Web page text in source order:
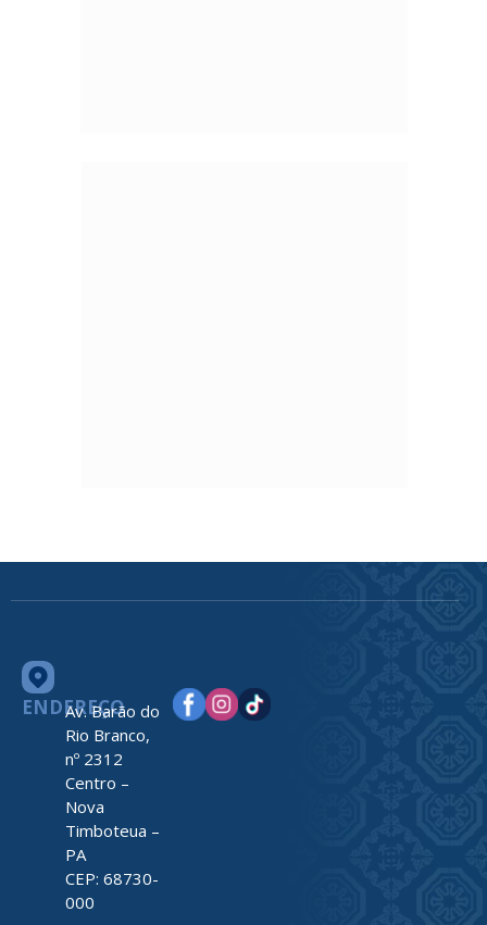
ENDEREÇO
Av. Barão do
Rio Branco,
nº 2312
Centro –
Nova
Timboteua –
PA
CEP: 68730-
000